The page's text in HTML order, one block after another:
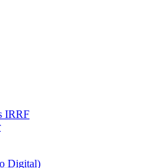
IRRF
Digital)